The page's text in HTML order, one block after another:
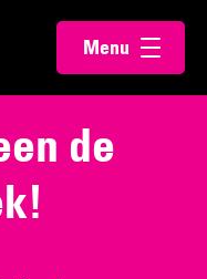
Menu
openen
de